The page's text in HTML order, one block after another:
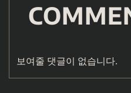
보여줄 댓글이 없습니다.